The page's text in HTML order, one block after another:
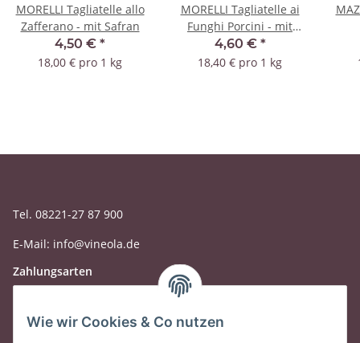
MORELLI Tagliatelle allo
Zafferano - mit Safran
4,50 € *
18,00 € pro 1 kg
MORELLI Tagliatelle ai
Funghi Porcini - mit
Steinpilzen
4,60 € *
18,40 € pro 1 kg
Tel. 08221-27 87 900
E-Mail: info@vineola.de
Zahlungsarten
Wie wir Cookies & Co nutzen